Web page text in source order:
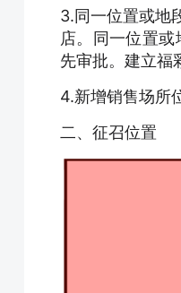
3.同一位置或地
店。同一位置
先审批。建立福
4.新增销售场所
二、征召位置